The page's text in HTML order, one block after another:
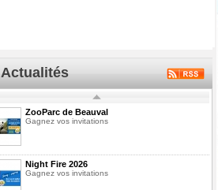
Actualités
ZooParc de Beauval
Gagnez vos invitations
Night Fire 2026
Gagnez vos invitations